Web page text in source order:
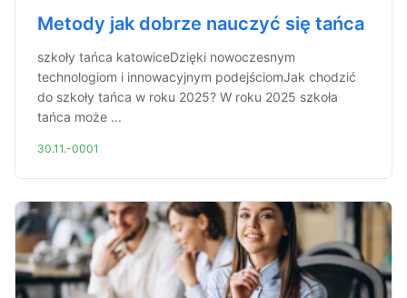
Metody jak dobrze nauczyć się tańca
szkoły tańca katowiceDzięki nowoczesnym
technologiom i innowacyjnym podejściomJak chodzić
do szkoły tańca w roku 2025? W roku 2025 szkoła
tańca może ...
30.11.-0001